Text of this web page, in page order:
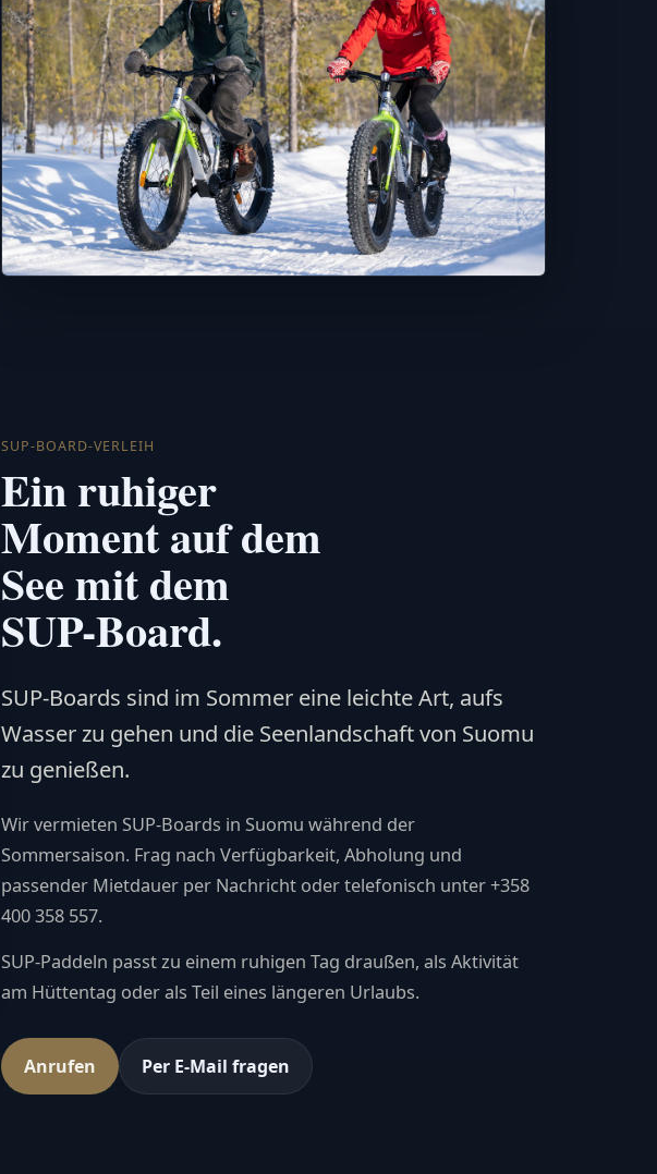
SUP-BOARD-VERLEIH
Ein ruhiger
Moment auf dem
See mit dem
SUP-Board.
SUP-Boards sind im Sommer eine leichte Art, aufs
Wasser zu gehen und die Seenlandschaft von Suomu
zu genießen.
Wir vermieten SUP-Boards in Suomu während der
Sommersaison. Frag nach Verfügbarkeit, Abholung und
passender Mietdauer per Nachricht oder telefonisch unter +358
400 358 557.
SUP-Paddeln passt zu einem ruhigen Tag draußen, als Aktivität
am Hüttentag oder als Teil eines längeren Urlaubs.
Anrufen Per E-Mail fragen